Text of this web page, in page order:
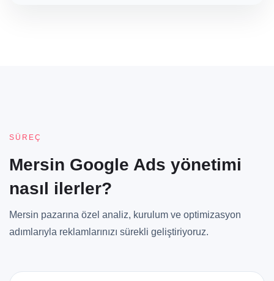
SÜREÇ
Mersin Google Ads yönetimi
nasıl ilerler?
Mersin pazarına özel analiz, kurulum ve optimizasyon
adımlarıyla reklamlarınızı sürekli geliştiriyoruz.